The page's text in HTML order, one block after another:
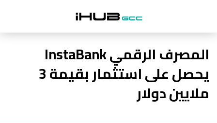
المصرف الرقمي InstaBank
يحصل على استثمار بقيمة 3
ملايين دولار